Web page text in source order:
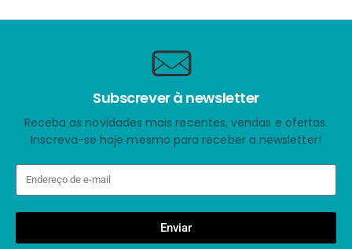
Subscrever à newsletter
Receba as novidades mais recentes, vendas e ofertas.
Inscreva-se hoje mesmo para receber a newsletter!
Enviar